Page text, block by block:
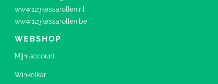
www.123kassarollen.nl
www.123kassarollen.be
WEBSHOP
Mijn account
Winkelkar